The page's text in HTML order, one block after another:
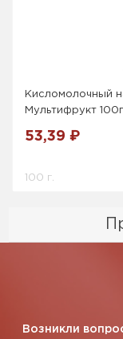
Кисломолочный
Мультифрукт
53,39 ₽
100 г.
Возникли